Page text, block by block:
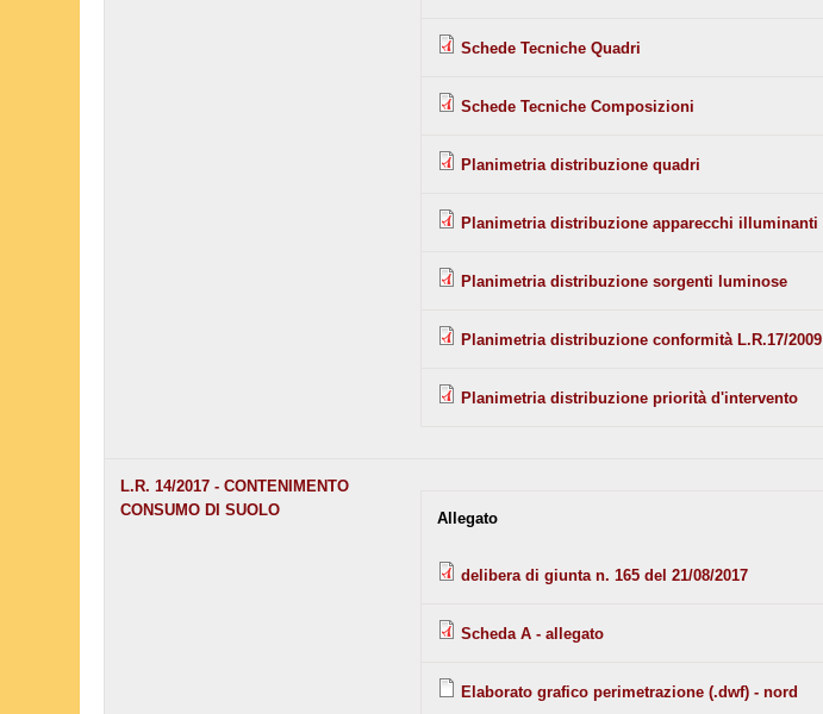
Schede Tecniche Quadri
Schede Tecniche Composizioni
Planimetria distribuzione quadri
Planimetria distribuzione apparecchi illuminanti
Planimetria distribuzione sorgenti luminose
Planimetria distribuzione conformità L.R.17/2009
Planimetria distribuzione priorità d'intervento
L.R. 14/2017 - CONTENIMENTO
CONSUMO DI SUOLO
Allegato
delibera di giunta n. 165 del 21/08/2017
Scheda A - allegato
Elaborato grafico perimetrazione (.dwf) - nord